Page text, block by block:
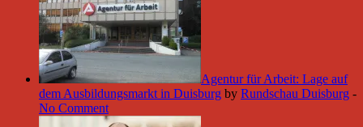
Agentur für Arbeit: Lage auf
dem Ausbildungsmarkt in Duisburg by Rundschau Duisburg -
No Comment